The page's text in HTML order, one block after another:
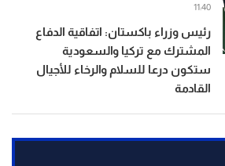
رئيس وزراء باكستان: اتفاقية الدفاع
المشترك مع تركيا والسعودية
ستكون درعا للسلام والرخاء للأجيال
القادمة
11:40